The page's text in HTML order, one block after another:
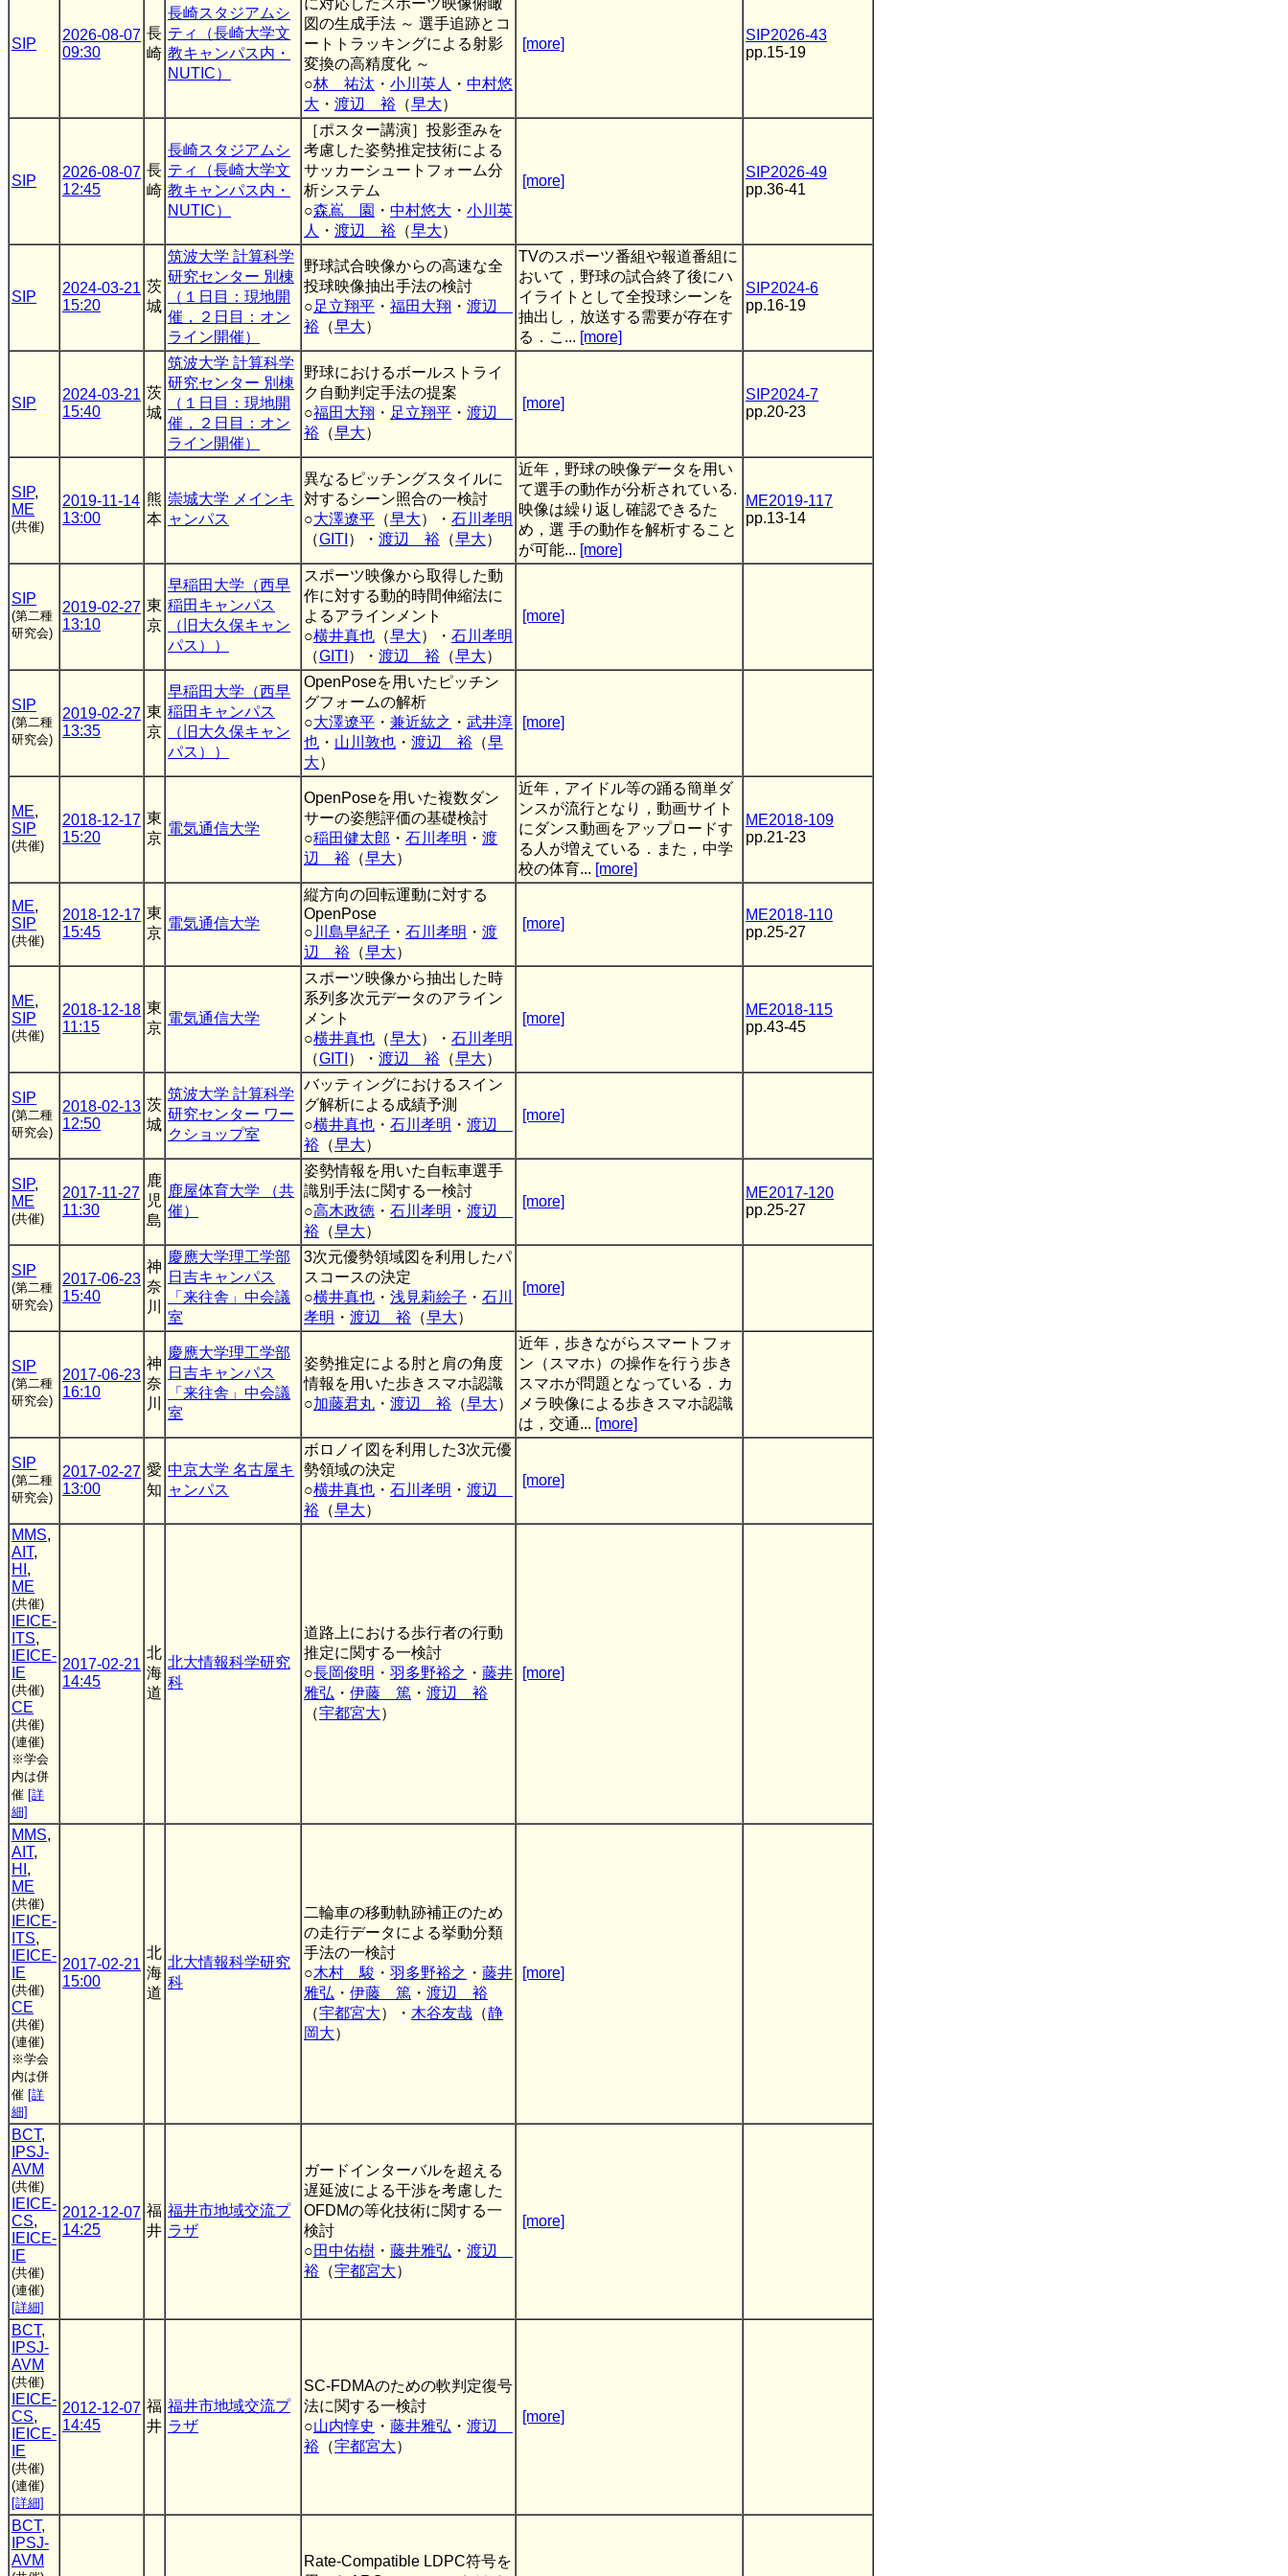
SIP
2026-08-07
09:30
長
崎
長崎スタジアムシ
ティ（長崎大学文
教キャンパス内・
NUTIC）
に対応したスポーツ映像俯瞰
図の生成手法 ～ 選手追跡とコ
ートトラッキングによる射影
変換の高精度化 ～
○林 祐汰 ・ 小川英人 ・ 中村悠
大 ・ 渡辺 裕 （早大）
[more]
SIP2026-43
pp.15-19
SIP
2026-08-07
12:45
長
崎
長崎スタジアムシ
ティ（長崎大学文
教キャンパス内・
NUTIC）
［ポスター講演］投影歪みを
考慮した姿勢推定技術による
サッカーシュートフォーム分
析システム
○森嶌 園 ・ 中村悠大 ・ 小川英
人
・ 渡辺 裕 （早大）
[more]
SIP2026-49
pp.36-41
SIP
2024-03-21
15:20
茨
城
筑波大学 計算科学
研究センター 別棟
（１日目：現地開
催，２日目：オン
ライン開催）
野球試合映像からの高速な全
投球映像抽出手法の検討
○足立翔平 ・ 福田大翔 ・ 渡辺
裕 （早大）
TVのスポーツ番組や報道番組に
おいて，野球の試合終了後にハ
イライトとして全投球シーンを
抽出し，放送する需要が存在す
る．こ... [more]
SIP2024-6
pp.16-19
SIP
2024-03-21
15:40
茨
城
筑波大学 計算科学
研究センター 別棟
（１日目：現地開
催，２日目：オン
ライン開催）
野球におけるボールストライ
ク自動判定手法の提案
○福田大翔 ・ 足立翔平 ・ 渡辺
裕 （早大）
[more]
SIP2024-7
pp.20-23
SIP,
ME
(共催)
2019-11-14
13:00
熊
本
崇城大学 メインキ
ャンパス
異なるピッチングスタイルに
対するシーン照合の一検討
○大澤遼平 （早大）・ 石川孝明
（GITI ）・ 渡辺 裕 （早大）
近年，野球の映像データを用い
て選手の動作が分析されている.
映像は繰り返し確認できるた
め，選 手の動作を解析すること
が可能... [more]
ME2019-117
pp.13-14
SIP
(第二種
研究会)
2019-02-27
13:10
東
京
早稲田大学（西早
稲田キャンパス
（旧大久保キャン
パス））
スポーツ映像から取得した動
作に対する動的時間伸縮法に
よるアラインメント
○横井真也 （早大）・ 石川孝明
（GITI ）・ 渡辺 裕 （早大）
[more]
SIP
(第二種
研究会)
2019-02-27
13:35
東
京
早稲田大学（西早
稲田キャンパス
（旧大久保キャン
パス））
OpenPoseを用いたピッチン
グフォームの解析
○大澤遼平 ・ 兼近紘之 ・ 武井淳
也 ・ 山川敦也 ・ 渡辺 裕 （早
大）
[more]
ME,
SIP
(共催)
2018-12-17
15:20
東
京
電気通信大学
OpenPoseを用いた複数ダン
サーの姿態評価の基礎検討
○稲田健太郎 ・ 石川孝明 ・ 渡
辺 裕 （早大）
近年，アイドル等の踊る簡単ダ
ンスが流行となり，動画サイト
にダンス動画をアップロードす
る人が増えている．また，中学
校の体育... [more]
ME2018-109
pp.21-23
ME,
SIP
(共催)
2018-12-17
15:45
東
京
電気通信大学
縦方向の回転運動に対する
OpenPose
○ 川島早紀子 ・ 石川孝明 ・ 渡
辺 裕 （早大）
[more]
ME2018-110
pp.25-27
ME,
SIP
(共催)
2018-12-18
11:15
東
京
電気通信大学
スポーツ映像から抽出した時
系列多次元データのアライン
メント
○横井真也 （早大）・ 石川孝明
（GITI ）・ 渡辺 裕 （早大）
[more]
ME2018-115
pp.43-45
SIP
(第二種
研究会)
2018-02-13
12:50
茨
城
筑波大学 計算科学
研究センター ワー
クショップ室
バッティングにおけるスイン
グ解析による成績予測
○横井真也 ・ 石川孝明 ・ 渡辺
裕 （早大）
[more]
SIP,
ME
(共催)
2017-11-27
11:30
鹿
児
島
鹿屋体育大学 （共
催）
姿勢情報を用いた自転車選手
識別手法に関する一検討
○高木政徳 ・ 石川孝明 ・ 渡辺
裕 （早大）
[more]
ME2017-120
pp.25-27
SIP
(第二種
研究会)
2017-06-23
15:40
神
奈
川
慶應大学理工学部
日吉キャンパス
「来往舎」中会議
室
3次元優勢領域図を利用したパ
スコースの決定
○横井真也 ・ 浅見莉絵子 ・ 石川
孝明 ・ 渡辺 裕 （早大）
[more]
SIP
(第二種
研究会)
2017-06-23
16:10
神
奈
川
慶應大学理工学部
日吉キャンパス
「来往舎」中会議
室
姿勢推定による肘と肩の角度
情報を用いた歩きスマホ認識
○加藤君丸 ・ 渡辺 裕 （早大）
近年，歩きながらスマートフォ
ン（スマホ）の操作を行う歩き
スマホが問題となっている．カ
メラ映像による歩きスマホ認識
は，交通... [more]
SIP
(第二種
研究会)
2017-02-27
13:00
愛
知
中京大学 名古屋キ
ャンパス
ボロノイ図を利用した3次元優
勢領域の決定
○横井真也 ・ 石川孝明 ・ 渡辺
裕 （早大）
[more]
MMS,
AIT,
HI ,
ME
(共催)
IEICE-
ITS,
IEICE-
IE
(共催)
CE
(共催)
(連催)
※学会
内は併
催 [詳
細]
2017-02-21
14:45
北
海
道
北大情報科学研究
科
道路上における歩行者の行動
推定に関する一検討
○長岡俊明 ・ 羽多野裕之 ・ 藤井
雅弘 ・ 伊藤 篤 ・ 渡辺 裕
（宇都宮大）
[more]
MMS,
AIT,
HI ,
ME
(共催)
IEICE-
ITS,
IEICE-
IE
(共催)
CE
(共催)
(連催)
※学会
内は併
催 [詳
細]
2017-02-21
15:00
北
海
道
北大情報科学研究
科
二輪車の移動軌跡補正のため
の走行データによる挙動分類
手法の一検討
○木村 駿 ・ 羽多野裕之 ・ 藤井
雅弘 ・ 伊藤 篤 ・ 渡辺 裕
（宇都宮大）・ 木谷友哉 （静
岡大）
[more]
BCT,
IPSJ-
AVM
(共催)
IEICE-
CS,
IEICE-
IE
(共催)
(連催)
[詳細]
2012-12-07
14:25
福
井
福井市地域交流プ
ラザ
ガードインターバルを超える
遅延波による干渉を考慮した
OFDMの等化技術に関する一
検討
○田中佑樹 ・ 藤井雅弘 ・ 渡辺
裕 （宇都宮大）
[more]
BCT,
IPSJ-
AVM
(共催)
IEICE-
CS,
IEICE-
IE
(共催)
(連催)
[詳細]
2012-12-07
14:45
福
井
福井市地域交流プ
ラザ
SC-FDMAのための軟判定復号
法に関する一検討
○山内惇史 ・ 藤井雅弘 ・ 渡辺
裕 （宇都宮大）
[more]
BCT,
IPSJ-
AVM
Rate-Compatible LDPC符号を